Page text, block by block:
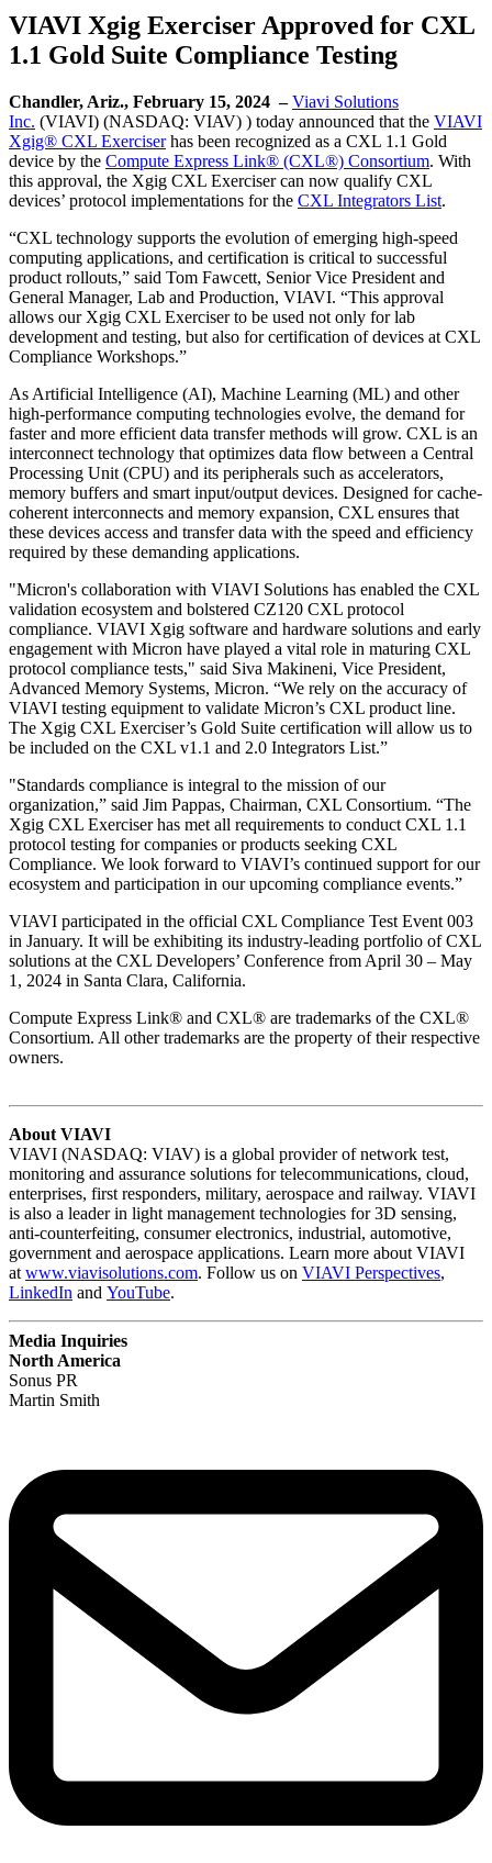
VIAVI Xgig Exerciser Approved for CXL
1.1 Gold Suite Compliance Testing
Chandler, Ariz., February 15, 2024 – Viavi Solutions
Inc. (VIAVI) (NASDAQ: VIAV) ) today announced that the VIAVI
Xgig® CXL Exerciserhas been recognized as a CXL 1.1 Gold
device by the Compute Express Link® (CXL®) Consortium. With
this approval, the Xgig CXL Exerciser can now qualify CXL
devices’ protocol implementations for the CXL Integrators List.
“CXL technology supports the evolution of emerging high-speed
computing applications, and certification is critical to successful
product rollouts,” said Tom Fawcett, Senior Vice President and
General Manager, Lab and Production, VIAVI. “This approval
allows our Xgig CXL Exerciser to be used not only for lab
development and testing, but also for certification of devices at CXL
Compliance Workshops.”
As Artificial Intelligence (AI), Machine Learning (ML) and other
high-performance computing technologies evolve, the demand for
faster and more efficient data transfer methods will grow. CXL is an
interconnect technology that optimizes data flow between a Central
Processing Unit (CPU) and its peripherals such as accelerators,
memory buffers and smart input/output devices. Designed for cache-
coherent interconnects and memory expansion, CXL ensures that
these devices access and transfer data with the speed and efficiency
required by these demanding applications.
"Micron's collaboration with VIAVI Solutions has enabled the CXL
validation ecosystem and bolstered CZ120 CXL protocol
compliance. VIAVI Xgig software and hardware solutions and early
engagement with Micron have played a vital role in maturing CXL
protocol compliance tests," said Siva Makineni, Vice President,
Advanced Memory Systems, Micron. “We rely on the accuracy of
VIAVI testing equipment to validate Micron’s CXL product line.
The Xgig CXL Exerciser’s Gold Suite certification will allow us to
be included on the CXL v1.1 and 2.0 Integrators List.”
"Standards compliance is integral to the mission of our
organization,” said Jim Pappas, Chairman, CXL Consortium. “The
Xgig CXL Exerciser has met all requirements to conduct CXL 1.1
protocol testing for companies or products seeking CXL
Compliance. We look forward to VIAVI’s continued support for our
ecosystem and participation in our upcoming compliance events.”
VIAVI participated in the official CXL Compliance Test Event 003
in January. It will be exhibiting its industry-leading portfolio of CXL
solutions at the CXL Developers’ Conference from April 30 – May
1, 2024 in Santa Clara, California.
Compute Express Link® and CXL® are trademarks of the CXL®
Consortium. All other trademarks are the property of their respective
owners.
About VIAVI
VIAVI (NASDAQ: VIAV) is a global provider of network test,
monitoring and assurance solutions for telecommunications, cloud,
enterprises, first responders, military, aerospace and railway. VIAVI
is also a leader in light management technologies for 3D sensing,
anti-counterfeiting, consumer electronics, industrial, automotive,
government and aerospace applications. Learn more about VIAVI
at www.viavisolutions.com. Follow us on VIAVI Perspectives,
LinkedIn and YouTube.
Media Inquiries
North America
Sonus PR
Martin Smith